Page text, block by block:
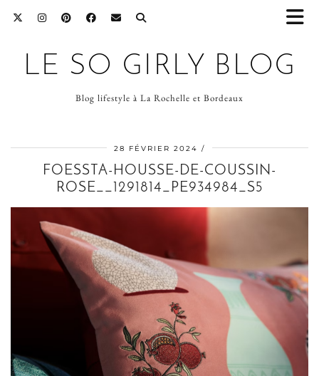
LE SO GIRLY BLOG
Blog lifestyle à La Rochelle et Bordeaux
28 FÉVRIER 2024
FOESSTA-HOUSSE-DE-COUSSIN-
ROSE__1291814_PE934984_S5